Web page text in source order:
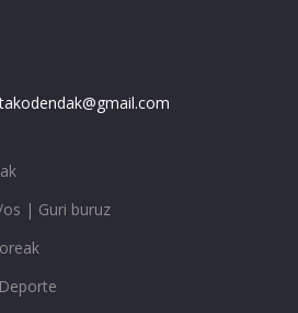
| Guri buruz